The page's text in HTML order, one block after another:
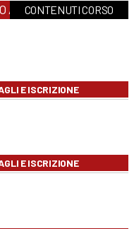
ALTOCONTENUTI CORSO
E ISCRIZIONE
E ISCRIZIONE